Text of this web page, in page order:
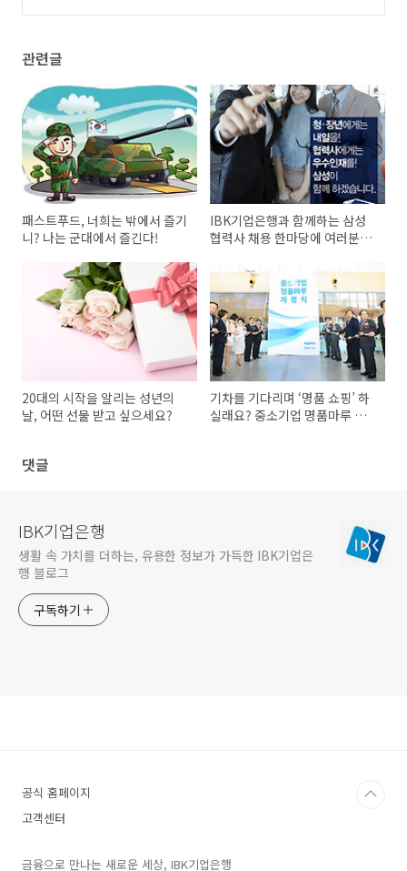
관련글
패스트푸드, 너희는 밖에서 즐기
니? 나는 군대에서 즐긴다!
IBK기업은행과 함께하는 삼성
협력사 채용 한마당에 여러분을
20대의 시작을 알리는 성년의
날, 어떤 선물 받고 싶으세요?
기차를 기다리며 ‘명품 쇼핑’ 하
실래요? 중소기업 명품마루 서
댓글
IBK기업은행
생활 속 가치를 더하는, 유용한 정보가 가득한 IBK기업은
행 블로그
구독하기
공식 홈페이지
고객센터
금융으로 만나는 새로운 세상, IBK기업은행